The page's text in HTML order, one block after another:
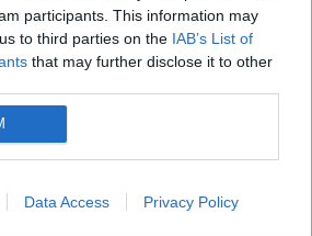
participants. This information may
to third parties on the IAB’s List of
that may further disclose it to other
Data Access Privacy Policy